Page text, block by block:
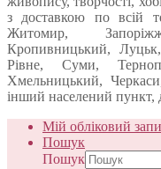
з доставкою по всій
Житомир,
Кропивницький,
Рівне, Суми,
Хмельницький,
інший населений пункт,
Мій обліковий
Пошук
Пошук